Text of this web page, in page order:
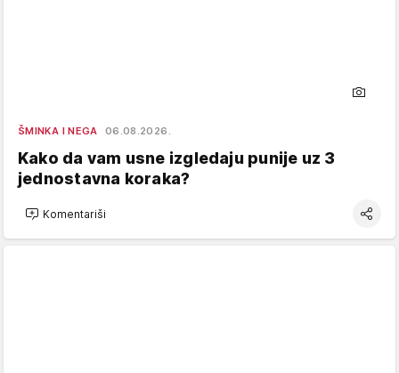
ŠMINKA I NEGA 06.08.2026.
Kako da vam usne izgledaju punije uz 3
jednostavna koraka?
Komentariši